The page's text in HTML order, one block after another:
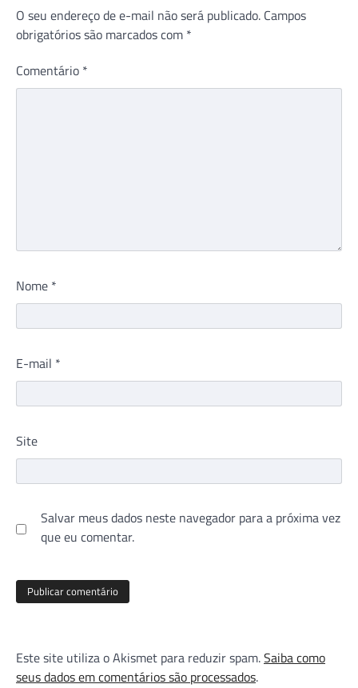
O seu endereço de e-mail não será publicado. Campos
obrigatórios são marcados com *
Comentário *
Nome *
E-mail *
Site
Salvar meus dados neste navegador para a próxima vez
que eu comentar.
Este site utiliza o Akismet para reduzir spam.Saiba como
seus dados em comentários são processados.